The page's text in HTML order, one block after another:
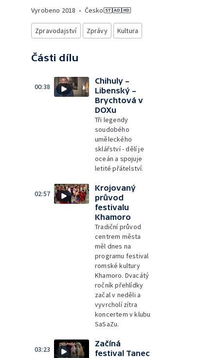
Vyrobeno 2018 • Česko
Zpravodajství Zprávy Kultura
Části dílu
00:38
Chihuly –
Libenský –
Brychtová v
DOXu
Tři legendy
soudobého
uměleckého
sklářství - dělí je
oceán a spojuje
letité přátelství.
02:57
Krojovaný
průvod
festivalu
Khamoro
Tradiční průvod
centrem města
měl dnes na
programu festival
romské kultury
Khamoro. Dvacátý
ročník přehlídky
začal v neděli a
vyvrcholí zítra
koncertem v klubu
SaSaZu.
03:23
Začíná
festival Tanec